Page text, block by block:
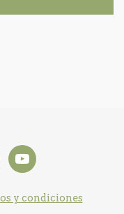
y condiciones